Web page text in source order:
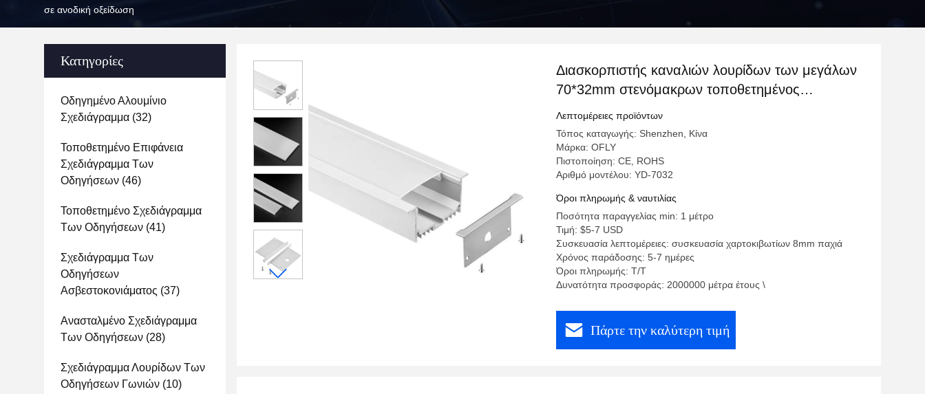
σε ανοδική οξείδωση
Κατηγορίες
Οδηγημένο Αλουμίνιο
Σχεδιάγραμμα (32)
Τοποθετημένο Επιφάνεια
Σχεδιάγραμμα Των
Οδηγήσεων (46)
Τοποθετημένο Σχεδιάγραμμα
Των Οδηγήσεων (41)
Σχεδιάγραμμα Των
Οδηγήσεων
Ασβεστοκονιάματος (37)
Ανασταλμένο Σχεδιάγραμμα
Των Οδηγήσεων (28)
Σχεδιάγραμμα Λουρίδων Των
Οδηγήσεων Γωνιών (10)
Διασκορπιστής καναλιών λουρίδων των μεγάλων
70*32mm στενόμακρων τοποθετημένος
οδηγήσεων που υποβάλλεται σε ανοδική
οξείδωση
Λεπτομέρειες προϊόντων
Τόπος καταγωγής: Shenzhen, Κίνα
Μάρκα: OFLY
Πιστοποίηση: CE, ROHS
Αριθμό μοντέλου: YD-7032
Όροι πληρωμής & ναυτιλίας
Ποσότητα παραγγελίας min: 1 μέτρο
Τιμή: $5-7 USD
Συσκευασία λεπτομέρειες: συσκευασία χαρτοκιβωτίων 8mm παχιά
Χρόνος παράδοσης: 5-7 ημέρες
Όροι πληρωμής: T/T
Δυνατότητα προσφοράς: 2000000 μέτρα έτους \
Πάρτε την καλύτερη τιμή